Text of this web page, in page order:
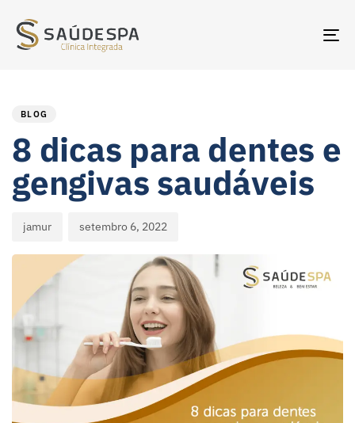
BLOG
8 dicas para dentes e
gengivas saudáveis
jamur setembro 6, 2022